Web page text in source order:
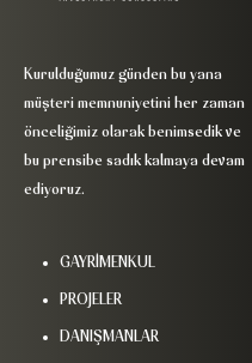
Kurulduğumuz günden bu yana
müşteri memnuniyetini her zaman
önceliğimiz olarak benimsedik ve
bu prensibe sadık kalmaya devam
ediyoruz.
GAYRİMENKUL
PROJELER
DANIŞMANLAR